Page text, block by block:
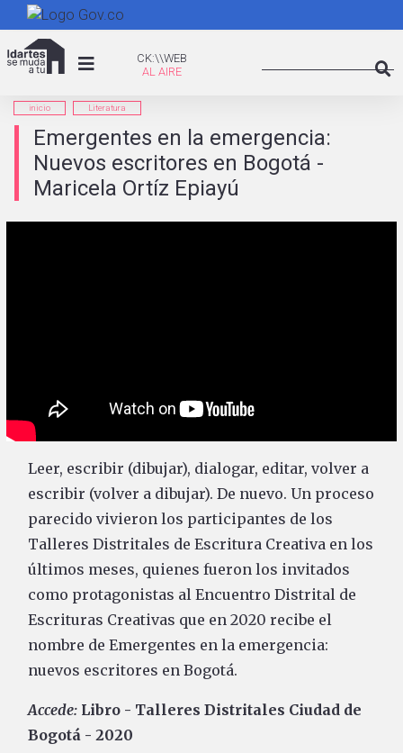
al
CK:\WEB
CK:\\WEB
inicio Literatura
Emergentes en la emergencia:
Nuevos escritores en Bogotá -
Maricela Ortíz Epiayú
Leer, escribir (dibujar), dialogar, editar, volver a
escribir (volver a dibujar). De nuevo. Un proceso
parecido vivieron los participantes de los
Talleres Distritales de Escritura Creativa en los
últimos meses, quienes fueron los invitados
como protagonistas al Encuentro Distrital de
Escrituras Creativas que en 2020 recibe el
nombre de Emergentes en la emergencia:
nuevos escritores en Bogotá.
Accede: Libro - Talleres Distritales Ciudad de
Bogotá - 2020